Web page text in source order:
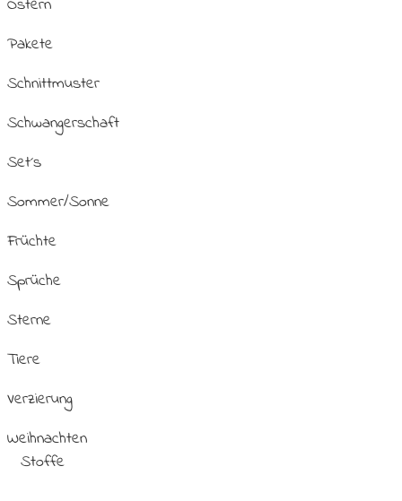
Ostern
Pakete
Schnittmuster
Schwangerschaft
Set´s
Sommer/Sonne
Früchte
Sprüche
Sterne
Tiere
Verzierung
Weihnachten
Stoffe